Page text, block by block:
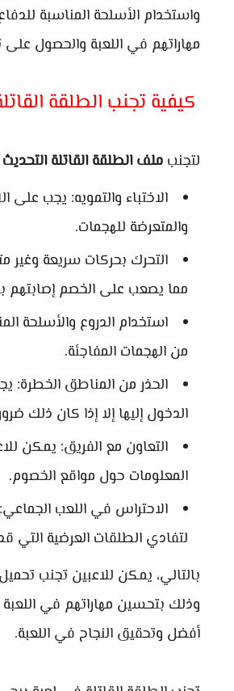
واستخدام الأسلحة المناسبة
مهاراتهم في اللعبة والحصول
كيفية تجنب الطلقة
لتجنب ملف الطلقة القاتلة التحديث
الاختباء والتمويه: يجب على
والمتعرضة للهجمات.
التحرك بحركات سريعة وغير
مما يصعب على الخصم إصابتهم
استخدام الدروع والأسلحة
من الهجمات المفاجئة.
الحذر من المناطق الخطرة:
الدخول إليها إلا إذا كان ذلك
التعاون مع الفريق: يمكن
المعلومات حول مواقع الخصوم.
الاحتراس في اللعب
لتفادي الطلقات العرضية التي
بالتالي، يمكن للاعبين تجنب تحميل
وذلك بتحسين مهاراتهم في اللعبة
أفضل وتحقيق النجاح في اللعبة.